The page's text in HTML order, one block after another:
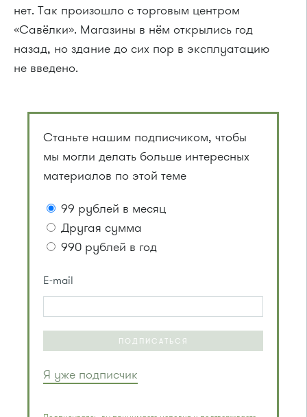
нет. Так произошло с торговым центром
«Савёлки». Магазины в нём открылись год
назад, но здание до сих пор в эксплуатацию
не введено.
Станьте нашим подписчиком, чтобы
мы могли делать больше интересных
материалов по этой теме
99 рублей в месяц
Другая сумма
990 рублей в год
E-mail
ПОДПИСАТЬСЯ
Я уже подписчик